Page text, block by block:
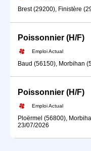
Brest (29200), Finistère
Poissonnier (H/F)
Emploi Actual
Baud (56150), Morbihan
Poissonnier (H/F)
Emploi Actual
Ploërmel (56800),
23/07/2026